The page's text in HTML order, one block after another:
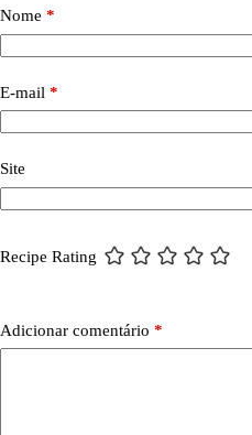
Nome *
E-mail *
Site
Recipe Rating
Adicionar comentário *